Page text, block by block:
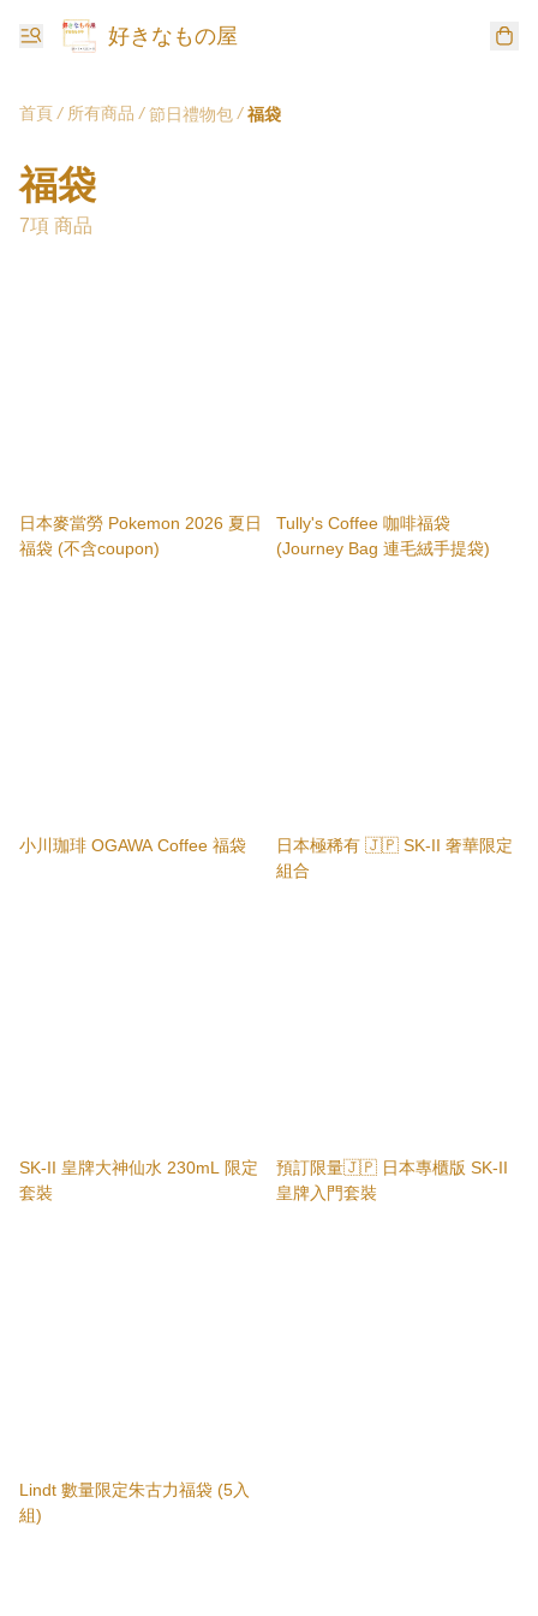
好きなもの屋
首頁 / 所有商品 / 節日禮物包 / 福袋
福袋
7項 商品
日本麥當勞 Pokemon 2026 夏日
福袋 (不含coupon)
Tully's Coffee 咖啡福袋
(Journey Bag 連毛絨手提袋)
小川珈琲 OGAWA Coffee 福袋
日本極稀有 🇯🇵 SK-II 奢華限定
組合
SK-II 皇牌大神仙水 230mL 限定
套裝
預訂限量🇯🇵 日本專櫃版 SK-II
皇牌入門套裝
Lindt 數量限定朱古力福袋 (5入
組)